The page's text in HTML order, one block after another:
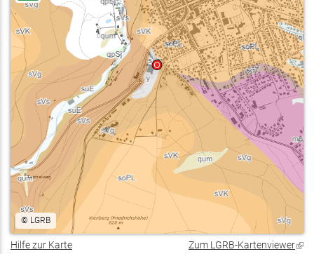
© LGRB
Hilfe zur Karte Zum LGRB-Kartenviewer